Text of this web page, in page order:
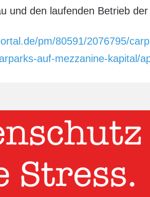
und den laufenden Betrieb
pm/80591/2076795/
auf-mezzanine-kapital/